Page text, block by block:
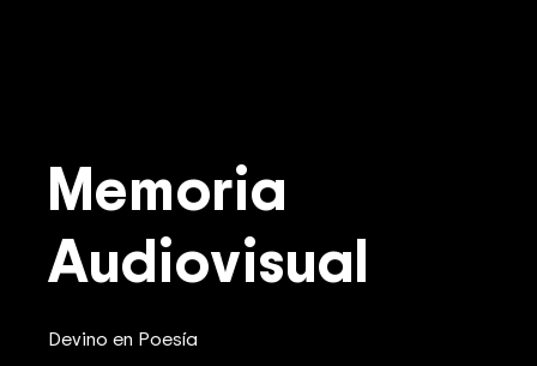
Memoria
Audiovisual
Devino en Poesía